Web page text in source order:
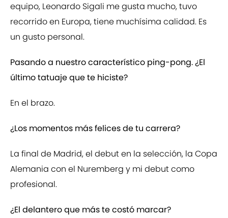
equipo, Leonardo Sigali me gusta mucho, tuvo
recorrido en Europa, tiene muchísima calidad. Es
un gusto personal.
Pasando a nuestro característico ping-pong. ¿El
último tatuaje que te hiciste?
En el brazo.
¿Los momentos más felices de tu carrera?
La final de Madrid, el debut en la selección, la Copa
Alemania con el Nuremberg y mi debut como
profesional.
¿El delantero que más te costó marcar?